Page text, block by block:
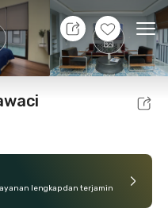
+21
Lokasi Kamar
lengkap dan terjamin